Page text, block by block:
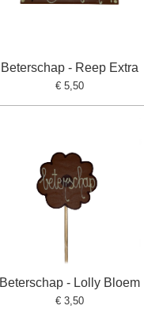
Beterschap - Reep Extra
€ 5,50
Beterschap - Lolly Bloem
€ 3,50